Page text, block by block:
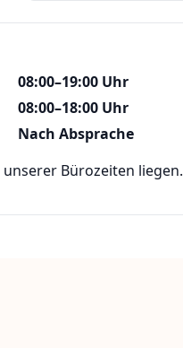
08:00–19:00 Uhr
08:00–18:00 Uhr
Nach Absprache
Bürozeiten liegen.